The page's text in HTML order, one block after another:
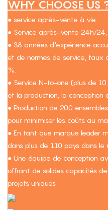
WHY CHOOSE US
● service après-vente à vie
● Service après-vente 24h/24,
● 38 années d'expérience
et de normes de service, taux
%.
● Service N-to-one (plus de
et la production, la
● Production de 200
pour minimiser les coûts au
● En tant que marque leader
dans plus de 110 pays dans le
● Une équipe de conception
offrant de solides capacités
projets uniques